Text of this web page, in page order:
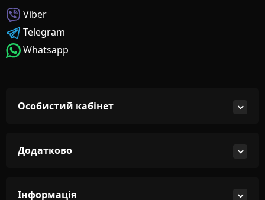
Viber
Telegram
Whatsapp
Особистий кабінет
Додатково
Інформація